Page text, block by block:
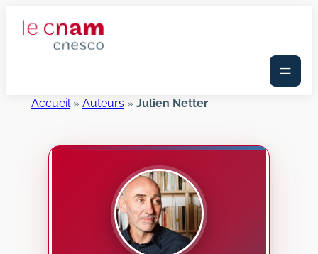
Accueil» Auteurs» Julien Netter